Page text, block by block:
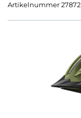
Artikelnummer 27872